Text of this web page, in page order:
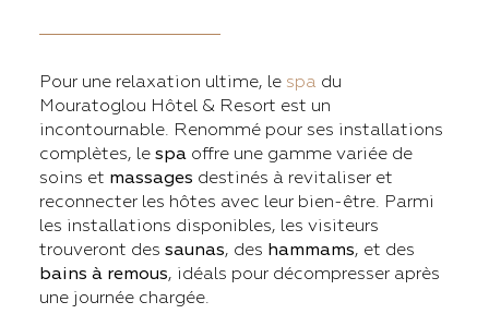
Pour une relaxation ultime, le spa du
Mouratoglou Hôtel & Resort est un
incontournable. Renommé pour ses installations
complètes, le spa offre une gamme variée de
soins et massages destinés à revitaliser et
reconnecter les hôtes avec leur bien-être. Parmi
les installations disponibles, les visiteurs
trouveront des saunas, des hammams, et des
bains à remous, idéals pour décompresser après
une journée chargée.